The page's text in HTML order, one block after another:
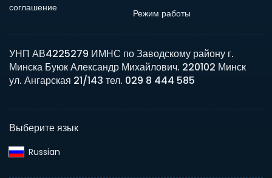
соглашение
Режим работы
УНП АВ4225279 ИМНС по Заводскому району г.
Минска Буюк Александр Михайлович. 220102 Минск
ул. Ангарская 21/143 тел. 029 8 444 585
Выберите язык
Russian‎